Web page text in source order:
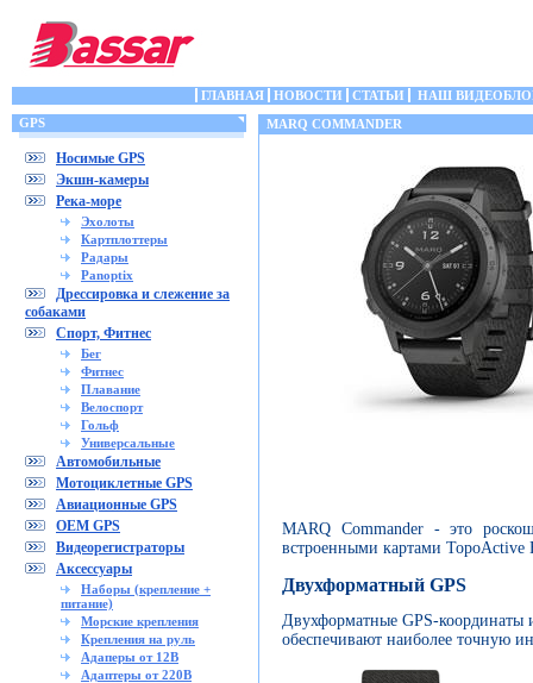
ГЛАВНАЯ НОВОСТИ СТАТЬИ
НАШ
GPS
Носимые GPS
Экшн-камеры
Река-море
Эхолоты
Картплоттеры
Радары
Panoptix
Дрессировка и слежение за
собаками
Спорт, Фитнес
Бег
Фитнес
Плавание
Велоспорт
Гольф
Универсальные
Автомобильные
Мотоциклетные GPS
Авиационные GPS
OEM GPS
Видеорегистраторы
Аксессуары
Наборы (крепление +
питание)
Морские крепления
Крепления на руль
Адаперы от 12В
Адаптеры от 220В
MARQ COMMANDER
MARQ Commander - это
встроенными картами
Двухформатный GPS
Двухформатные GPS-координаты
обеспечивают наиболее точную